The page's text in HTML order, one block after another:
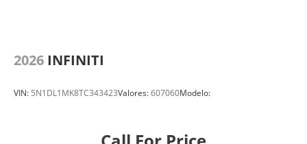
2026 INFINITI
VIN: 5N1DL1MK8TC343423Valores:607060Modelo: